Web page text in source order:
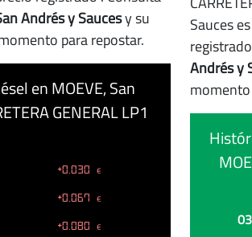
Andrés y Saucesy su
para repostar.
en MOEVE, San
GENERAL LP1
+0.030 €
+0.067 €
+0.080 €
Sauces
registrado
Andrés y